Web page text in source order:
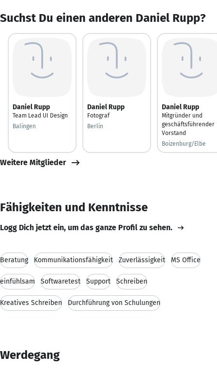
Suchst Du einen anderen Daniel Rupp?
Daniel Rupp
Team Lead UI Design
Balingen
Daniel Rupp
Fotograf
Berlin
Daniel Rupp
Mitgründer und
geschäftsführender
Vorstand
Boizenburg/Elbe
Weitere Mitglieder
Fähigkeiten und Kenntnisse
Logg Dich jetzt ein, um das ganze Profil zu sehen.
Beratung Kommunikationsfähigkeit Zuverlässigkeit MS Office
einfühlsam Softwaretest Support Schreiben
Kreatives Schreiben Durchführung von Schulungen
Werdegang